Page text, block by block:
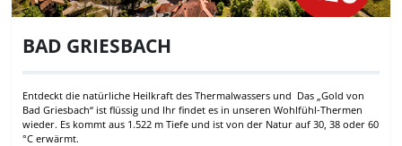
BAD GRIESBACH
Entdeckt die natürliche Heilkraft des Thermalwassers und Das „Gold von
Bad Griesbach“ ist flüssig und Ihr findet es in unseren Wohlfühl-Thermen
wieder. Es kommt aus 1.522 m Tiefe und ist von der Natur auf 30, 38 oder 60
°C erwärmt.